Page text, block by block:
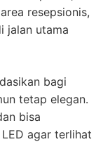
resepsionis,
jalan utama
bagi
tetap elegan.
bisa
agar terlihat